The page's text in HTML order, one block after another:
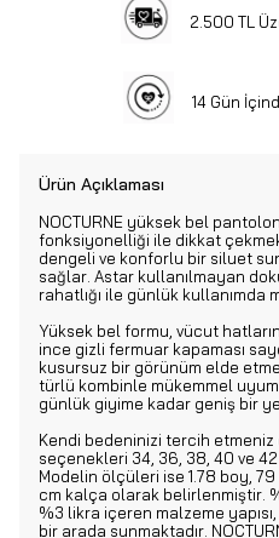
2.500 TL
14 Gün
Ürün Açıklaması
NOCTURNE yüksek bel
fonksiyonelliği ile dikkat
dengeli ve konforlu bir siluet
sağlar. Astar kullanılmayan
rahatlığı ile günlük kullanımda
Yüksek bel formu, vücut
ince gizli fermuar kapaması
kusursuz bir görünüm elde
türlü kombinle mükemmel
günlük giyime kadar geniş bir
Kendi bedeninizi tercih
seçenekleri 34, 36, 38, 40 ve
Modelin ölçüleri ise 1.78 boy,
cm kalça olarak belirlenmiştir.
%3 likra içeren malzeme
bir arada sunmaktadır.